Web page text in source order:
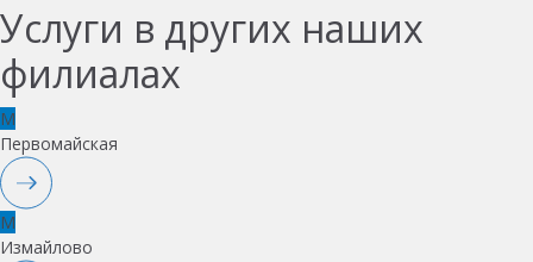
Услуги в других наших
филиалах
M
Первомайская
M
Измайлово